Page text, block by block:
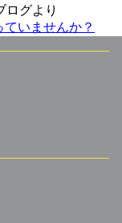
ログより
いませんか？